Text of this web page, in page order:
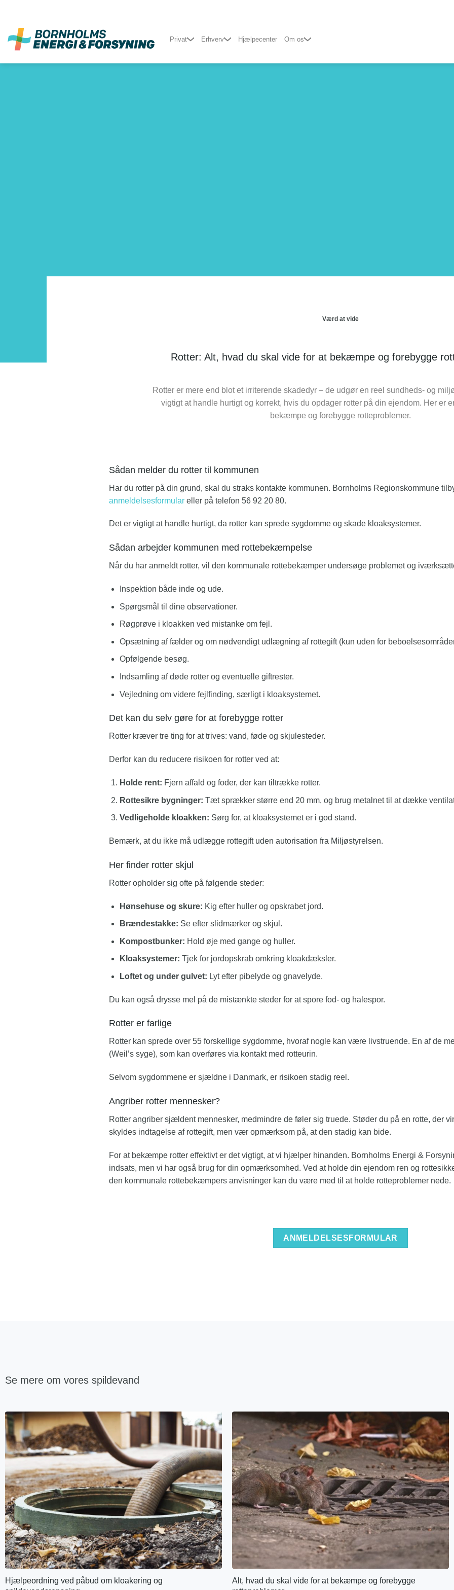
indhold
Privat Erhverv Hjælpecenter Om os
Værd at vide
Rotter: Alt, hvad du skal vide for at bekæmpe og forebygge
Rotter er mere end blotet irriterende skadedyr – de udgør en reel sundheds- og
vigtigt at handle hurtigt og korrekt, hvis du opdager rotter på din ejendom. Her er
bekæmpe og forebygge rotteproblemer.
Sådan melder du rotter til kommunen
Har du rotter på din grund, skal du straks kontakte kommunen. Bornholms Regionskommune
anmeldelsesformular eller på telefon 56 92 20 80.
Det er vigtigt at handle hurtigt, da rotter kan sprede sygdomme og skade kloaksystemer.
Sådan arbejder kommunen med rottebekæmpelse
Når du har anmeldt rotter, vil den kommunale rottebekæmper undersøge problemet og
Inspektion både inde og ude.
Spørgsmål til dine observationer.
Røgprøve i kloakken ved mistanke om fejl.
Opsætning af fælder og om nødvendigt udlægning af rottegift (kun uden for
Opfølgende besøg.
Indsamling af døde rotter og eventuelle giftrester.
Vejledning om videre fejlfinding, særligt i kloaksystemet.
Det kan du selv gøre for at forebygge rotter
Rotter kræver tre ting for at trives: vand, føde og skjulesteder.
Derfor kan du reducere risikoen for rotter ved at:
Holde rent: Fjern affald og foder, der kan tiltrække rotter.
Rottesikre bygninger: Tæt sprækker større end 20 mm, og brug metalnet til at dække
Vedligeholde kloakken: Sørg for, at kloaksystemet er i god stand.
Bemærk, at du ikke må udlægge rottegift uden autorisation fra Miljøstyrelsen.
Her finder rotter skjul
Rotter opholder sig ofte på følgende steder:
Hønsehuse og skure: Kig efter huller og opskrabet jord.
Brændestakke: Se efter slidmærker og skjul.
Kompostbunker: Hold øje med gange og huller.
Kloaksystemer: Tjek for jordopskrab omkring kloakdæksler.
Loftet og under gulvet: Lyt efter pibelyde og gnavelyde.
Du kan også drysse mel på de mistænkte steder for at spore fod- og halespor.
Rotter er farlige
Rotter kan sprede over 55 forskellige sygdomme, hvoraf nogle kan være livstruende. En af de
(Weil’s syge), som kan overføres via kontakt med rotteurin.
Selvom sygdommene er sjældne i Danmark, er risikoen stadig reel.
Angriber rotter mennesker?
Rotter angriber sjældent mennesker, medmindre de føler sig truede. Støder du på en rotte, der
skyldes indtagelse af rottegift, men vær opmærksom på, at den stadig kan bide.
For at bekæmpe rotter effektivt er det vigtigt, at vi hjælper hinanden. Bornholms Energi &
indsats, men vi har også brug for din opmærksomhed. Ved at holde din ejendom ren og
den kommunale rottebekæmpers anvisninger kan du være med til at holde rotteproblemer nede.
ANMELDELSESFORMULAR
Se mere om vores spildevand
Hjælpeordning ved påbud om kloakering og
Alt, hvad du skal vide for at bekæmpe og forebygge